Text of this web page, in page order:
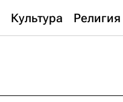
Культура Религия